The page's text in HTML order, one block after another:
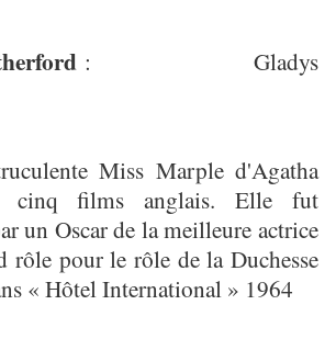
: Gladys
Miss Marple d'Agatha
cinq films anglais. Elle fut
un Oscar de la meilleure actrice
rôle pour le rôle de la Duchesse
« Hôtel International » 1964